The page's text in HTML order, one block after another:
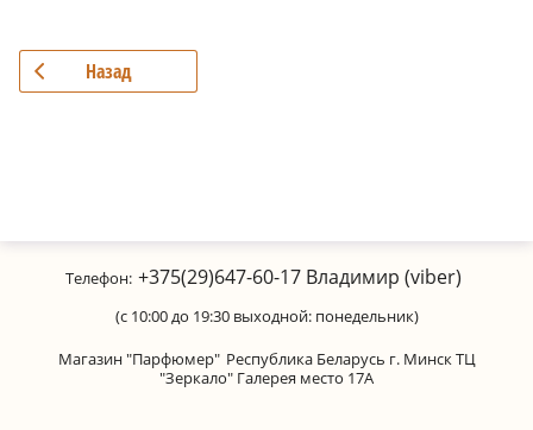
Назад
Телефон: +375(29)647-60-17 Владимир (viber)
(с 10:00 до 19:30 выходной: понедельник)
Магазин "Парфюмер" Республика Беларусь г. Минск ТЦ
"Зеркало" Галерея место 17А